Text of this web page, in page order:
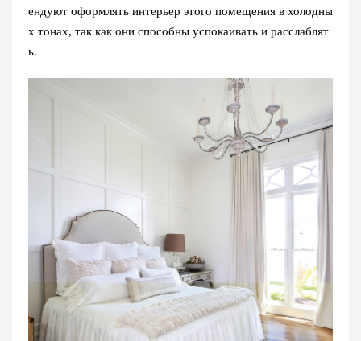
ендуют оформлять интерьер этого помещения в холодны
х тонах, так как они способны успокаивать и расслаблят
ь.